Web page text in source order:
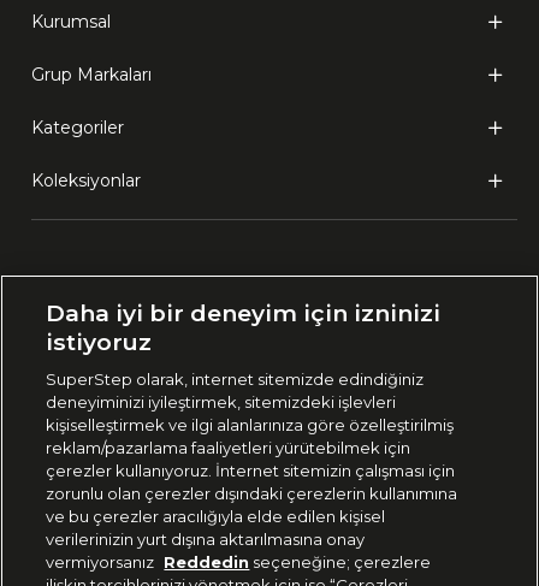
Kurumsal
Grup Markaları
Kategoriler
Koleksiyonlar
🇹🇷 Türkiye
444 37 36
Uygulamadan Takip Edin
Daha iyi bir deneyim için izninizi
istiyoruz
SuperStep olarak, internet sitemizde edindiğiniz
deneyiminizi iyileştirmek, sitemizdeki işlevleri
kişiselleştirmek ve ilgi alanlarınıza göre özelleştirilmiş
reklam/pazarlama faaliyetleri yürütebilmek için
çerezler kullanıyoruz. İnternet sitemizin çalışması için
zorunlu olan çerezler dışındaki çerezlerin kullanımına
ve bu çerezler aracılığıyla elde edilen kişisel
verilerinizin yurt dışına aktarılmasına onay
vermiyorsanız Reddedin seçeneğine; çerezlere